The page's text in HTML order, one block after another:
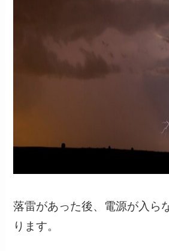
落雷があった後、電源が入ら
ります。